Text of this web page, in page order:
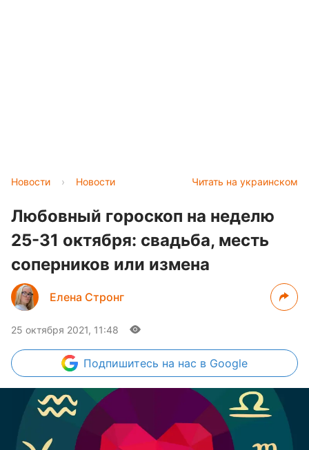
Читать на украинском
Новости › Новости
Любовный гороскоп на неделю
25-31 октября: свадьба, месть
соперников или измена
Елена Стронг
25 октября 2021, 11:48
Подпишитесь на нас в Google